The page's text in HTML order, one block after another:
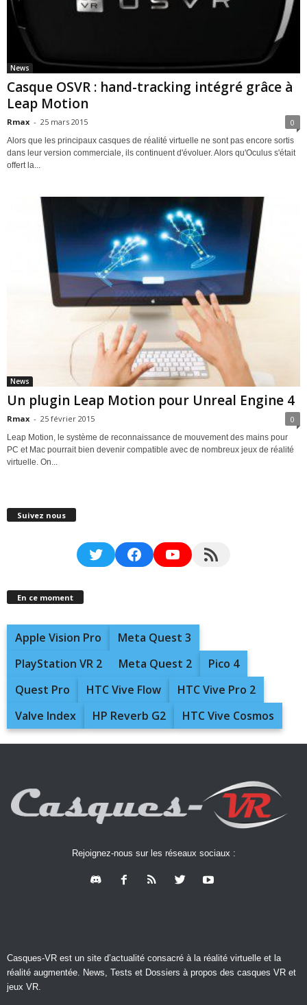
News
Casque OSVR : hand-tracking intégré grâce à
Leap Motion
Rmax - 25 mars 2015 0
Alors que les principaux casques de réalité virtuelle ne sont pas encore sortis
dans leur version commerciale, ils continuent d'évoluer. Alors qu'Oculus s'était
offert la...
News
Un plugin Leap Motion pour Unreal Engine 4
Rmax - 25 février 2015 0
Leap Motion, le système de reconnaissance de mouvement des mains pour
PC et Mac pourrait bien devenir compatible avec de nombreux jeux de réalité
virtuelle. On...
Suivez nous
TwitterFacebookYouTubeRSS Feed
En ce moment
Apple Vision Pro
Meta Quest 3
PlayStation VR 2
Meta Quest 2
Pico 4
Quest Pro
HTC Vive Flow
HTC Vive Pro 2
Valve Index
HP Reverb G2 HTC Vive Cosmos
Rejoignez-nous sur les réseaux sociaux :
Casques-VR est un site d’actualité consacré à la réalité virtuelle et la
réalité augmentée. News, Tests et Dossiers à propos des casques VR et
jeux VR.